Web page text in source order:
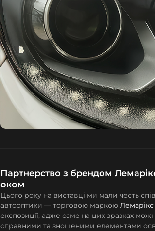
Партнерство з брендом
оком
Цього року на виставці ми мали честь
автооптики — торговою маркою
експозиції, адже саме на цих зразках
справними та зношеними елементами